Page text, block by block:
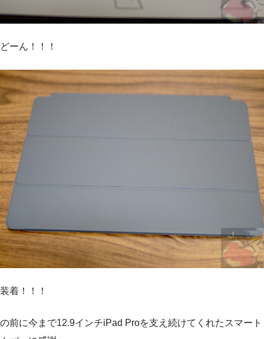
どーん！！！
装着！！！
の前に今まで12.9インチiPad Proを支え続けてくれたスマート